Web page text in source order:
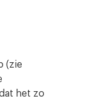
(zie
het zo